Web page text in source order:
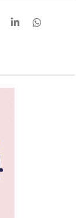
S
D